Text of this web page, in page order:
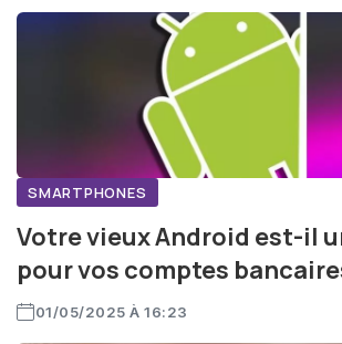
SMARTPHONES
Votre vieux Android est-il
pour vos comptes
01/05/2025 À 16:23